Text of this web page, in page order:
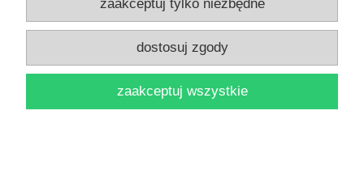
Informacje
pokaż pełną wersję strony
Sklep internetowy Shoper Premium
zaakceptuj tylko niezbędne
dostosuj zgody
zaakceptuj wszystkie